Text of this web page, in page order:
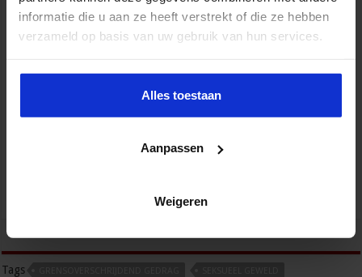
informatie die u aan ze heeft verstrekt of die ze hebben
verzameld op basis van uw gebruik van hun services.
Alles toestaan
Aanpassen
Weigeren
Gebouwbeheer en veiligheid
Tags